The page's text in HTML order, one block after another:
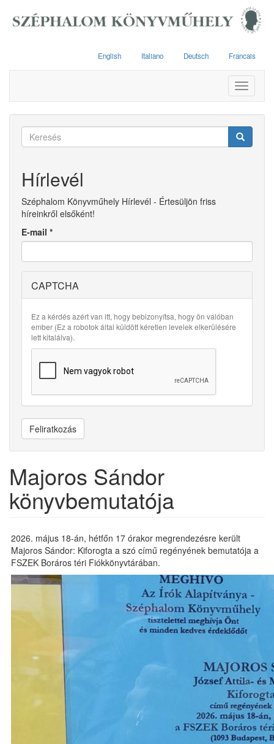
English Italiano Deutsch Francais
Toggle
Keresés
Hírlevél
Széphalom Könyvműhely Hírlevél - Értesüljön friss
híreinkről elsőként!
E-mail *
CAPTCHA
Ez a kérdés azért van itt, hogy bebizonyítsa, hogy ön valóban
ember (Ez a robotok által küldött kéretlen levelek elkerülésére
lett kitalálva).
Feliratkozás
Majoros Sándor
könyvbemutatója
2026. május 18-án, hétfőn 17 órakor megrendezésre került
Majoros Sándor: Kiforogta a szó című regényének bemutatója a
FSZEK Boráros téri Fiókkönyvtárában.